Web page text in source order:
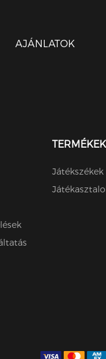
AJÁNLATOK
TERMÉKEK
Játékszékek